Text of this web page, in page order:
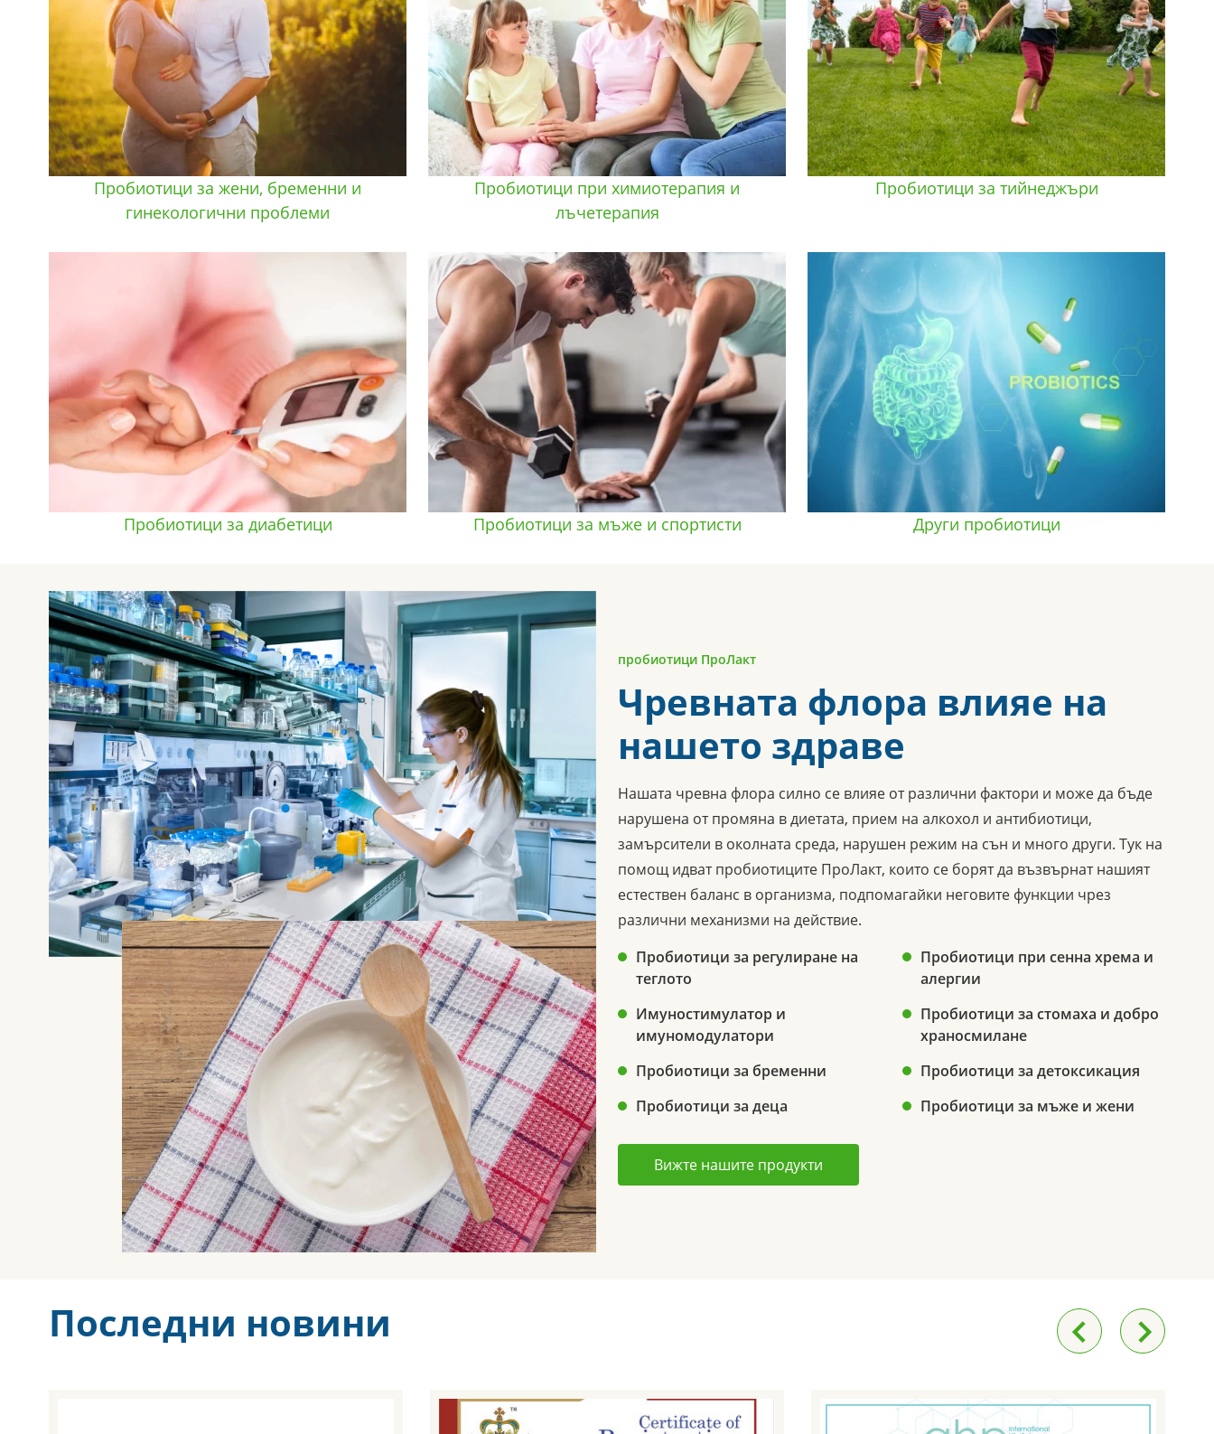
Пробиотици за жени, бременни и
гинекологични проблеми
Пробиотици при химиотерапия и
лъчетерапия
Пробиотици за тийнеджъри
Пробиотици за диабетици Пробиотици за мъже и спортисти Други пробиотици
пробиотици ПроЛакт
Чревната флора влияе на
нашето здраве
Нашата чревна флора силно се влияе от различни фактори и може да бъде
нарушена от промяна в диетата, прием на алкохол и антибиотици,
замърсители в околната среда, нарушен режим на сън и много други. Тук на
помощ идват пробиотиците ПроЛакт, които се борят да възвърнат нашият
естествен баланс в организма, подпомагайки неговите функции чрез
различни механизми на действие.
Пробиотици за регулиране на
теглото
Имуностимулатор и
имуномодулатори
Пробиотици за бременни
Пробиотици за деца
Пробиотици при сенна хрема и
алергии
Пробиотици за стомаха и добро
храносмилане
Пробиотици за детоксикация
Пробиотици за мъже и жени
Вижте нашите продукти
Последни новини